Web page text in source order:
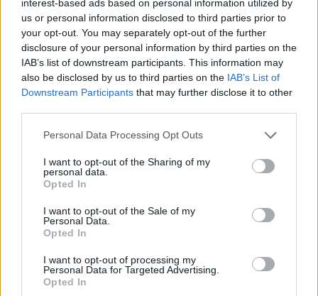
interest-based ads based on personal information utilized by
us or personal information disclosed to third parties prior to
your opt-out. You may separately opt-out of the further
disclosure of your personal information by third parties on the
IAB’s list of downstream participants. This information may
also be disclosed by us to third parties on the IAB’s List of
Downstream Participants that may further disclose it to other
Personal Data Processing Opt Outs
I want to opt-out of the Sharing of my
personal data.
Opted In
I want to opt-out of the Sale of my
Personal Data.
Opted In
I want to opt-out of processing my
Personal Data for Targeted Advertising.
Opted In